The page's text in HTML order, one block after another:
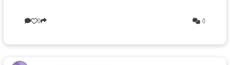
예: 갤러리 게시판, 시리즈 게시판, 캠페인 게시판 이미지 탭
0 0